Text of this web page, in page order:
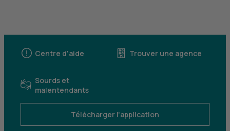
Centre d'aide Trouver une agence
Sourds et
malentendants
Télécharger l'application